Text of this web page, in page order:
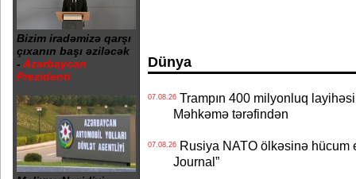
Bizim iradəmizə qarşı
çıxanın başı əziləcək
- Azərbaycan
Prezidenti
Dünya
07.08.26Trampın 400 milyonluq
Məhkəmə tərəfindən
07.08.26Rusiya NATO ölkəsinə hücum
Journal”